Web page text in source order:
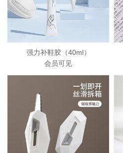
强力补鞋胶（40ml）
会员可见